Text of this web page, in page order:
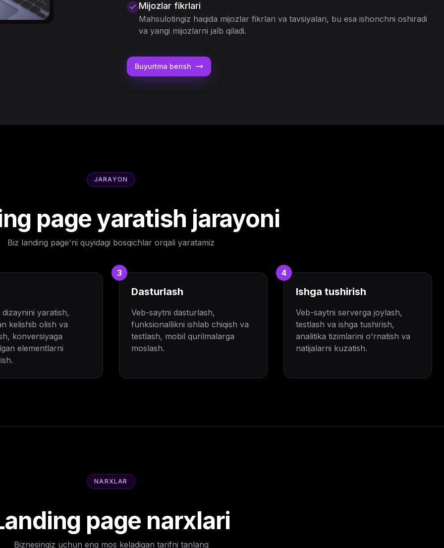
Mijozlar fikrlari
Mahsulotingiz haqida mijozlar fikrlari va tavsiyalari, bu esa ishonchni oshiradi
va yangi mijozlarni jalb qiladi.
Buyurtma berish
JARAYON
page yaratish jarayoni
Biz landing page'ni quyidagi bosqichlar orqali yaratamiz
yaratish,
kelishib olish va
konversiyaga
elementlarni
3
Dasturlash
Veb-saytni dasturlash,
funksionallikni ishlab chiqish va
testlash, mobil qurilmalarga
moslash.
4
Ishga tushirish
Veb-saytni serverga joylash,
testlash va ishga tushirish,
analitika tizimlarini o'rnatish va
natijalarni kuzatish.
NARXLAR
page narxlari
Biznesingiz uchun eng mos keladigan tarifni tanlang